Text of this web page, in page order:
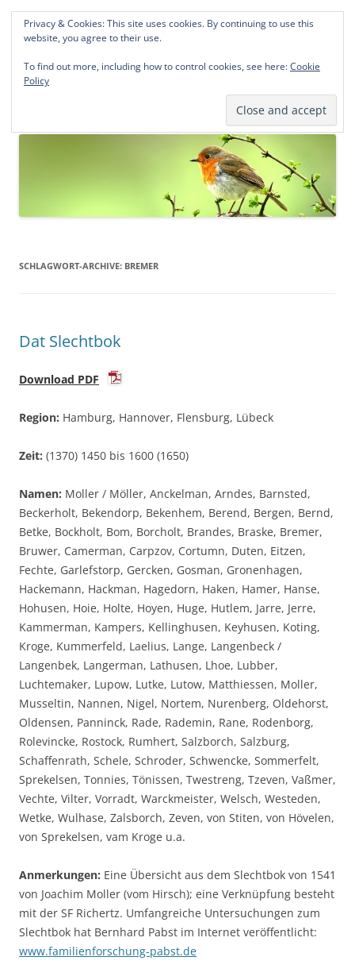
Norddeutsche Genealogien
Michael Kohlhaas und Jens Kirchhoff
springen
SCHLAGWORT-ARCHIVE: BREMER
Dat Slechtbok
Download PDF
Region: Hamburg, Hannover, Flensburg, Lübeck
Zeit: (1370) 1450 bis 1600 (1650)
Namen: Moller / Möller, Anckelman, Arndes, Barnsted,
Beckerholt, Bekendorp, Bekenhem, Berend, Bergen, Bernd,
Betke, Bockholt, Bom, Borcholt, Brandes, Braske, Bremer,
Bruwer, Camerman, Carpzov, Cortumn, Duten, Eitzen,
Fechte, Garlefstorp, Gercken, Gosman, Gronenhagen,
Hackemann, Hackman, Hagedorn, Haken, Hamer, Hanse,
Hohusen, Hoie, Holte, Hoyen, Huge, Hutlem, Jarre, Jerre,
Kammerman, Kampers, Kellinghusen, Keyhusen, Koting,
Kroge, Kummerfeld, Laelius, Lange, Langenbeck /
Langenbek, Langerman, Lathusen, Lhoe, Lubber,
Luchtemaker, Lupow, Lutke, Lutow, Matthiessen, Moller,
Musseltin, Nannen, Nigel, Nortem, Nurenberg, Oldehorst,
Oldensen, Panninck, Rade, Rademin, Rane, Rodenborg,
Rolevincke, Rostock, Rumhert, Salzborch, Salzburg,
Schaffenrath, Schele, Schroder, Schwencke, Sommerfelt,
Sprekelsen, Tonnies, Tönissen, Twestreng, Tzeven, Vaßmer,
Vechte, Vilter, Vorradt, Warckmeister, Welsch, Westeden,
Wetke, Wulhase, Zalsborch, Zeven, von Stiten, von Hövelen,
von Sprekelsen, vam Kroge u.a.
Anmerkungen: Eine Übersicht aus dem Slechtbok von 1541
von Joachim Moller (vom Hirsch); eine Verknüpfung besteht
mit der SF Richertz. Umfangreiche Untersuchungen zum
Slechtbok hat Bernhard Pabst im Internet veröffentlicht:
www.familienforschung-pabst.de
Privacy & Cookies: This site uses cookies. By continuing to use this
website, you agree to their use.
To find out more, including how to control cookies, see here:Cookie
Policy